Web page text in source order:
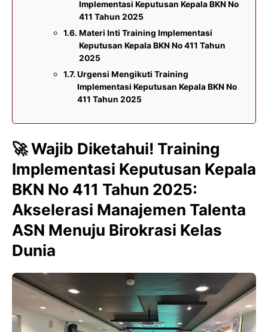
Implementasi Keputusan Kepala BKN No
411 Tahun 2025
Materi Inti Training Implementasi
Keputusan Kepala BKN No 411 Tahun
2025
Urgensi Mengikuti Training
Implementasi Keputusan Kepala BKN No
411 Tahun 2025
🚀Wajib Diketahui! Training
Implementasi Keputusan Kepala
BKN No 411 Tahun 2025:
Akselerasi Manajemen Talenta
ASN Menuju Birokrasi Kelas
Dunia